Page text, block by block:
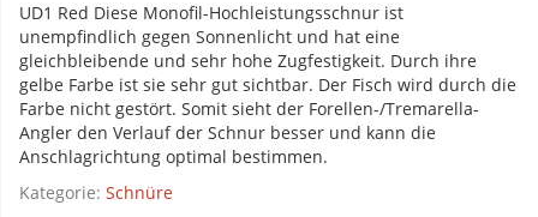
UD1 Red Diese Monofil-Hochleistungsschnur ist
unempfindlich gegen Sonnenlicht und hat eine
gleichbleibende und sehr hohe Zugfestigkeit. Durch ihre
gelbe Farbe ist sie sehr gut sichtbar. Der Fisch wird durch die
Farbe nicht gestört. Somit sieht der Forellen-/Tremarella-
Angler den Verlauf der Schnur besser und kann die
Anschlagrichtung optimal bestimmen.
Kategorie: Schnüre